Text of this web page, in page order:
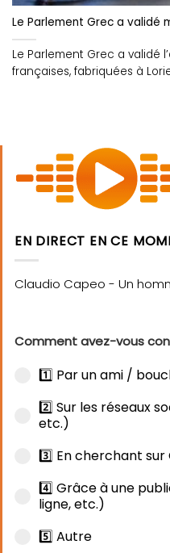
Le Parlement Grec a validé
Le Parlement Grec a validé
françaises, fabriquées à
EN DIRECT EN CE
Comment avez-vous
1️⃣ Par un ami /
2️⃣ Sur les réseaux
etc.)
3️⃣ En cherchant sur
4️⃣ Grâce à une
ligne, etc.)
5️⃣ Autre